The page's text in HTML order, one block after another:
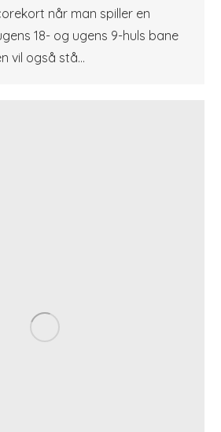
når man spiller en
18- og ugens 9-huls bane
vil også stå…